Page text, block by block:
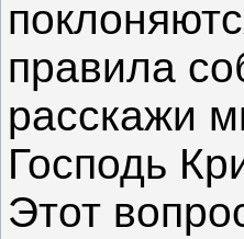
правила
расскажи
Господь
Этот